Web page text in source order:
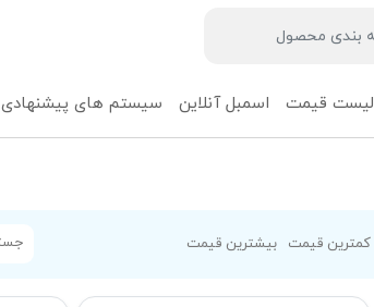
لیست قیمت اسمبل آنلاین سیستم های پیشنهادی
کمترین قیمت بیشترین قیمت